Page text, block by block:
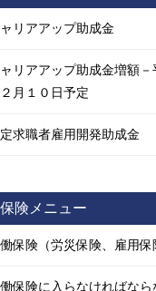
リアアップ助成金
リアアップ助成金増額－
月１０日予定
求職者雇用開発助成金
険メニュー
保険（労災保険、雇用保
保険に入らなければなら